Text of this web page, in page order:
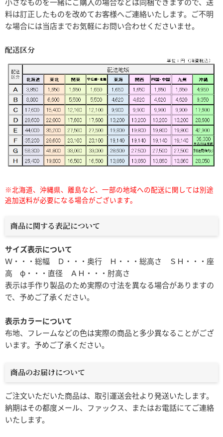
料は訂正したものを改めてお客様へご連絡いたします。ご不明
な場合には当店までお気軽にお問い合わせくださいませ。
配送区分
※北海道、沖縄県、離島など、一部の地域への配送に関しては別途
追加送料が必要になる場合がございます。
商品に関する表記について
サイズ表示について
Ｗ・・・総幅 Ｄ・・・奥行 Ｈ・・・総高さ ＳＨ・・・座
高 φ・・・直径 ＡＨ・・・肘高さ
表示は手作り製品のため実際の寸法を異なる場合がありますの
で、予めご了承ください。
表示カラーについて
布地、フレームなどの色は実際の商品と多少異なることがござ
います。予めご了承ください。
商品のお届けについて
ご注文いただいた商品は、取引運送会社より発送いたします。
納期はその都度メール、ファックス、またはお電話にてご連絡
いたします。